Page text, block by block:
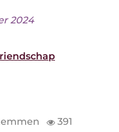
2024
391